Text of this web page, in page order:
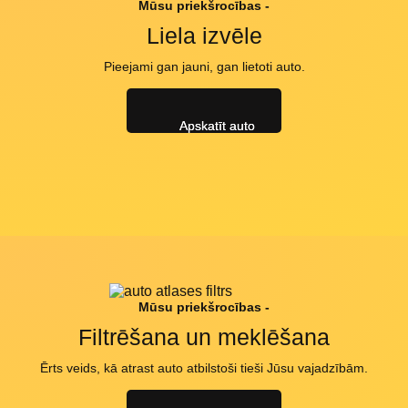
Mūsu priekšrocības -
Liela izvēle
Pieejami gan jauni, gan lietoti auto.
Mūsu priekšrocības -
Filtrēšana un meklēšana
Ērts veids, kā atrast auto atbilstoši tieši Jūsu vajadzībām.